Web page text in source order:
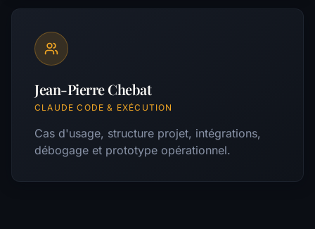
Jean-Pierre Chebat
CLAUDE CODE & EXÉCUTION
Cas d'usage, structure projet, intégrations,
débogage et prototype opérationnel.